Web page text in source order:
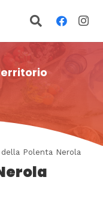
Polenta Nerola